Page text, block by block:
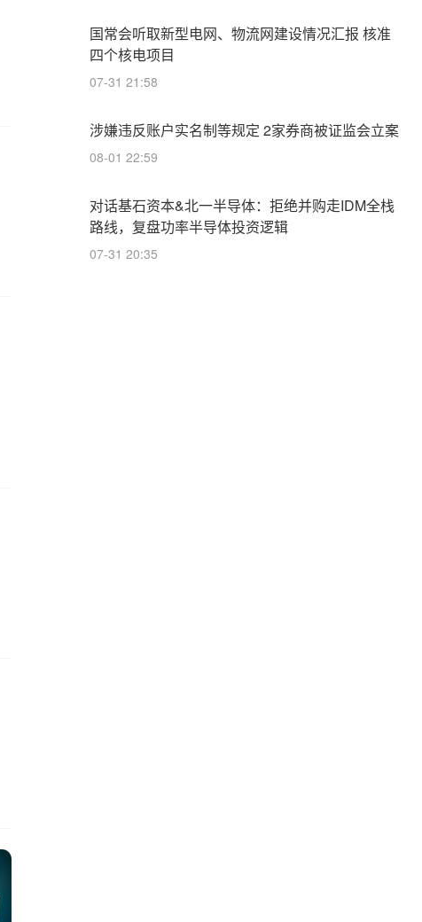
国常会听取新型电网、物流网建设情况汇报 核准
四个核电项目
07-31 21:58
涉嫌违反账户实名制等规定 2家券商被证监会立案
08-01 22:59
对话基石资本&北一半导体：拒绝并购走IDM全栈
路线，复盘功率半导体投资逻辑
07-31 20:35